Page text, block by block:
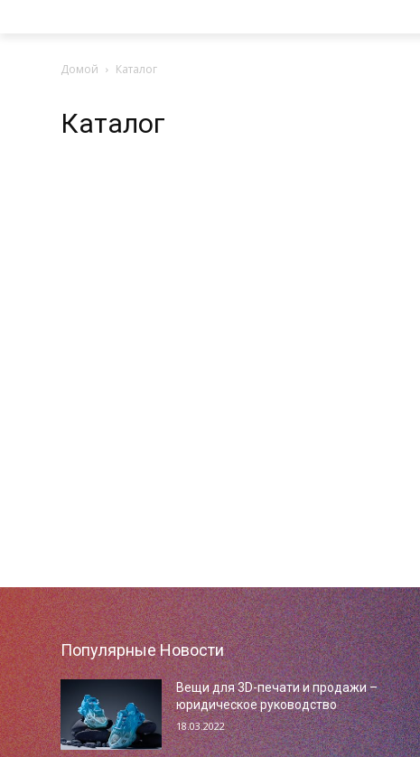
Домой Каталог
Каталог
Популярные Новости
Вещи для 3D-печати и продажи –
юридическое руководство
18.03.2022